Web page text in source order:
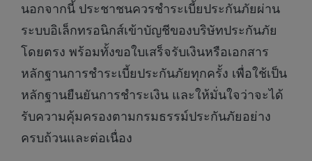
นอกจากนี้ ประชาชนควรชำระเบี้ยประกันภัยผ่าน
ระบบอิเล็กทรอนิกส์เข้าบัญชีของบริษัทประกันภัย
โดยตรง พร้อมทั้งขอใบเสร็จรับเงินหรือเอกสาร
หลักฐานการชำระเบี้ยประกันภัยทุกครั้ง เพื่อใช้เป็น
หลักฐานยืนยันการชำระเงิน และให้มั่นใจว่าจะได้
รับความคุ้มครองตามกรมธรรม์ประกันภัยอย่าง
ครบถ้วนและต่อเนื่อง